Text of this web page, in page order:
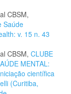
CBSM,
Saúde
v. 15 n. 43
CBSM, CLUBE
MENTAL:
científica
(Curitiba,